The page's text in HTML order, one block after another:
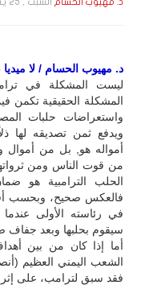
د. مهيوب الحسام
د. مهيوب الحسام / لا ميديا
ليست المشكلة في
المشكلة الحقيقية تكمن
واستعراضات حلبات
ويدفع ثمن تصديقه لها
أمواله هو, بل من أموال
من قوت الناس ومن
الحلب الترامبية هو
فالعكس صحيح، وبحسب
في رئاسته الأولى
سيقوم بحلبها وبعد جفاف
أما إذا كان من بين
الشعب اليمني العظيم